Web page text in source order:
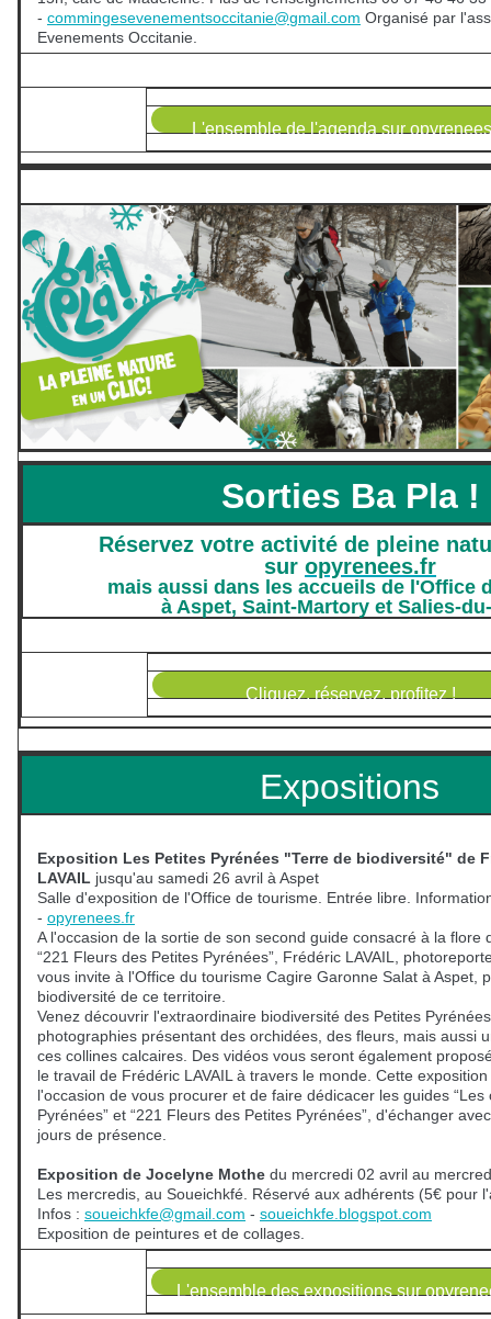
- commingesevenementsoccitanie@gmail.com Organisé par
Evenements Occitanie.
L'ensemble de l'agenda sur
Sorties Ba Pla !
Réservez votre activité de pleine
sur opyrenees.fr
mais aussi dans les accueils de l'Office
à Aspet, Saint-Martory et Salies-
Cliquez, réservez, profitez !
Expositions
Exposition Les Petites Pyrénées "Terre de biodiversité" de
LAVAIL jusqu'au samedi 26 avril à Aspet
Salle d'exposition de l'Office de tourisme. Entrée libre.
- opyrenees.fr
A l'occasion de la sortie de son second guide consacré à la flore
“221 Fleurs des Petites Pyrénées”, Frédéric LAVAIL,
vous invite à l'Office du tourisme Cagire Garonne Salat à Aspet,
biodiversité de ce territoire.
Venez découvrir l'extraordinaire biodiversité des Petites
photographies présentant des orchidées, des fleurs, mais aussi
ces collines calcaires. Des vidéos vous seront également
le travail de Frédéric LAVAIL à travers le monde. Cette
l'occasion de vous procurer et de faire dédicacer les guides
Pyrénées” et “221 Fleurs des Petites Pyrénées”, d'échanger
jours de présence.
Exposition de Jocelyne Mothe du mercredi 02 avril au
Les mercredis, au Soueichkfé. Réservé aux adhérents (5€ pour
Infos : soueichkfe@gmail.com - soueichkfe.blogspot.com
Exposition de peintures et de collages.
L'ensemble des expositions sur